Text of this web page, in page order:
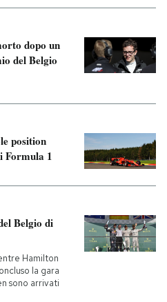
dopo un
del Belgio
position
Formula 1
Belgio di
Hamilton
la gara
sono arrivati